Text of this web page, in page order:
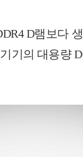
D램보다
기의 대용량